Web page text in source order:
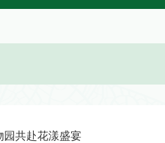
园共赴花漾盛宴